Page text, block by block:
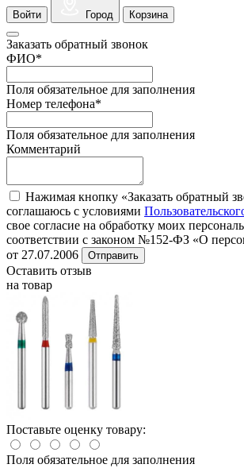
Войти Город Корзина
Заказать обратный звонок
ФИО*
Поля обязательное для заполнения
Номер телефона*
Поля обязательное для заполнения
Комментарий
Нажимая кнопку «Заказать обратный
соглашаюсь с условиями
свое согласие на обработку моих
соответствии с законом №152-ФЗ «О
от 27.07.2006
Отправить
Оставить отзыв
на товар
Поставьте оценку товару:
Поля обязательное для заполнения